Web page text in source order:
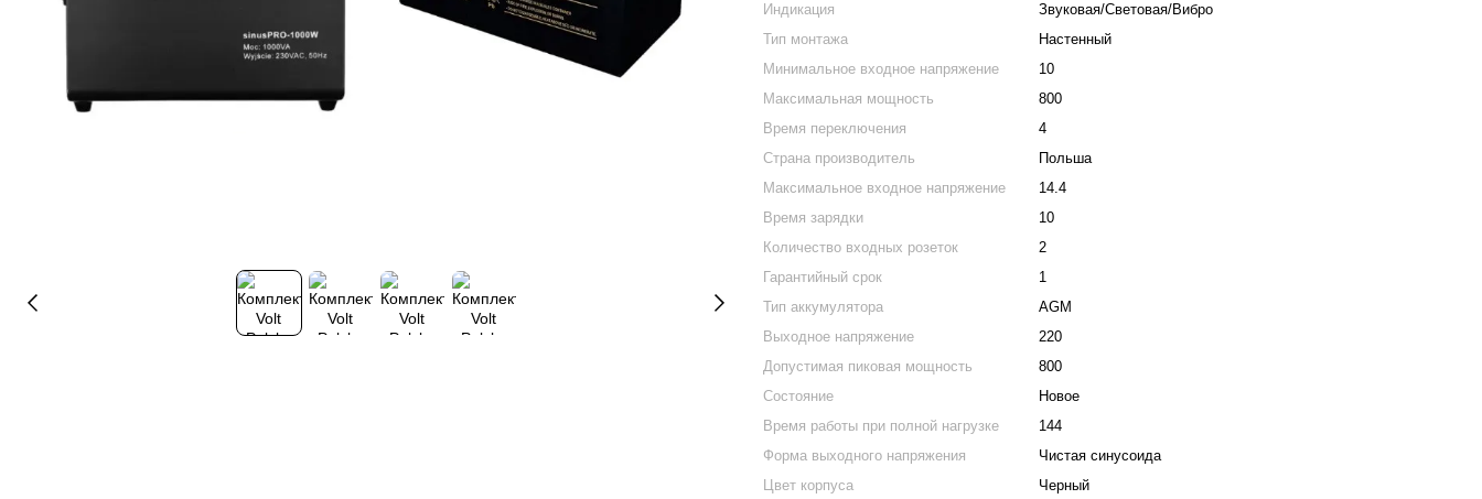
Индикация
Звуковая/Световая/Вибро
Тип монтажа
Настенный
Минимальное входное напряжение
10
Максимальная мощность
800
Время переключения
4
Страна производитель
Польша
Максимальное входное напряжение
14.4
Время зарядки
10
Количество входных розеток
2
Гарантийный срок
1
Тип аккумулятора
AGM
Выходное напряжение
220
Допустимая пиковая мощность
800
Состояние
Новое
Время работы при полной нагрузке
144
Форма выходного напряжения
Чистая синусоида
Цвет корпуса
Черный